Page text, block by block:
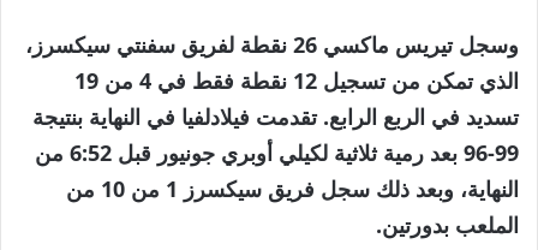
وسجل تيريس ماكسي 26 نقطة لفريق سفنتي سيكسرز،
الذي تمكن من تسجيل 12 نقطة فقط في 4 من 19
تسديد في الربع الرابع. تقدمت فيلادلفيا في النهاية بنتيجة
99-96 بعد رمية ثلاثية لكيلي أوبري جونيور قبل 6:52 من
النهاية، وبعد ذلك سجل فريق سيكسرز 1 من 10 من
الملعب بدورتين.